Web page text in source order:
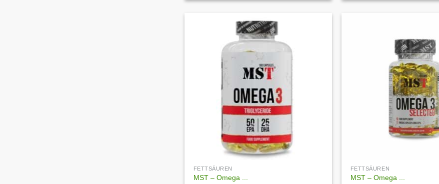
Wunschliste
FETTSÄUREN
MST – Omega ...
FETTSÄUREN
MST – Omega ...